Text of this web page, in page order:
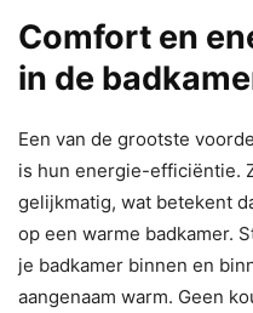
Comfort en
in de
Een van de grootste
is hun energie-efficiëntie.
gelijkmatig, wat betekent
op een warme badkamer.
je badkamer binnen en
aangenaam warm. Geen